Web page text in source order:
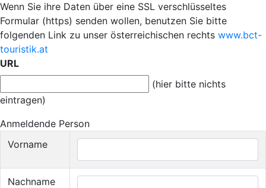
Wenn Sie ihre Daten über eine SSL verschlüsseltes
Formular (https) senden wollen, benutzen Sie bitte
folgenden Link zu unser österreichischen rechts www.bct-
touristik.at
URL
(hier bitte nichts
eintragen)
Anmeldende Person
Vorname
Nachname